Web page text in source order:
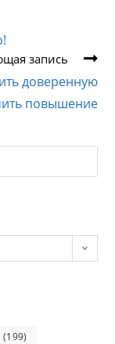
запись
доверенную
повышение
(199)